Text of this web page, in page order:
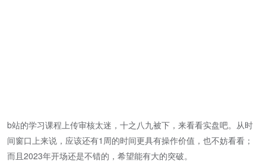
b站的学习课程上传审核太迷，十之八九被下，来看看实盘吧。从时
间窗口上来说，应该还有1周的时间更具有操作价值，也不妨看看；
而且2023年开场还是不错的，希望能有大的突破。